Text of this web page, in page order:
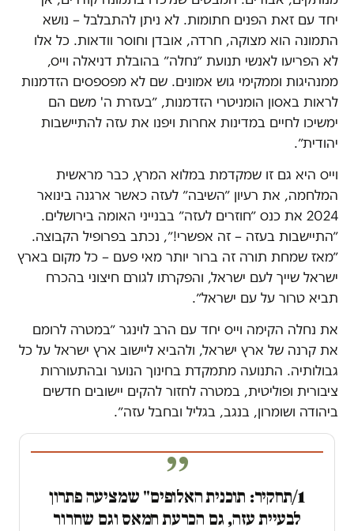
יחד עם זאת הפנים חתומות. לא ניתן להתבלבל – נושא
התמונה הוא מצוקה, חרדה, אובדן וחוסר וודאות. כל אלו
לא הפריעו לאנשי תנועת ״נחלה״ בהובלת דניאלה וייס,
ממנהיגות וממקימי גוש אמונים. שם לא מפספסים הזדמנות
לראות באסון הומניטרי הזדמנות, ״בעזרת ה' משם הם
ימשיכו לחיים במדינות אחרות ויפנו את עזה להתיישבות
יהודית״.
וייס היא גם זו שמקדמת במלוא המרץ, כבר מראשית
המלחמה, את רעיון ״השיבה״ לעזה כאשר ארגנה בינואר
2024 את כנס ״חוזרים לעזה״ בבנייני האומה בירושלים.
״התיישבות בעזה – זה אפשרי!״, נכתב בפרופיל הקבוצה.
״מאז שמחת תורה זה ברור יותר מאי פעם – כל מקום בארץ
ישראל שייך לעם ישראל, והפקרתו לגורם חיצוני בהכרח
תביא טרור על עם ישראל״.
את נחלה הקימה וייס יחד עם הרב לוינגר ״במטרה לרומם
את קרנה של ארץ ישראל, ולהביא ליישוב ארץ ישראל על כל
גבולותיה. התנועה מתמקדת בחינוך הנוער ובהתעוררות
ציבורית ופוליטית, במטרה לחזור להקים יישובים חדשים
ביהודה ושומרון, בנגב, בגליל ובחבל עזה״.
1/תחקיר: תוכנית האלופים" שמציעה פתרון
לבעיית עזה, גם הכרעת חמאס וגם שחרור